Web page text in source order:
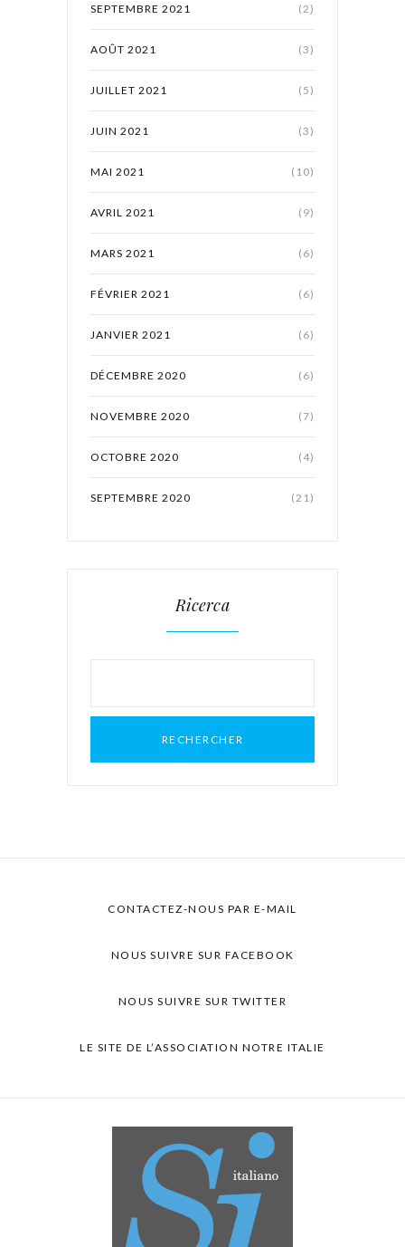
SEPTEMBRE 2021 (2)
AOÛT 2021 (3)
JUILLET 2021 (5)
JUIN 2021 (3)
MAI 2021 (10)
AVRIL 2021 (9)
MARS 2021 (6)
FÉVRIER 2021 (6)
JANVIER 2021 (6)
DÉCEMBRE 2020 (6)
NOVEMBRE 2020 (7)
OCTOBRE 2020 (4)
SEPTEMBRE 2020 (21)
Ricerca
CONTACTEZ-NOUS PAR E-MAIL
NOUS SUIVRE SUR FACEBOOK
NOUS SUIVRE SUR TWITTER
LE SITE DE L’ASSOCIATION NOTRE ITALIE